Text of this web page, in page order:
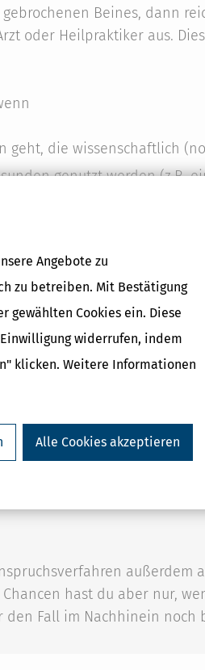
Angebote zu
zu betreiben. Mit Bestätigung
gewählten Cookies ein. Diese
widerrufen, indem
klicken. Weitere Informationen
Alle Cookies akzeptieren
Beines, dann
oder Heilpraktiker aus.
geht, die wissenschaftlich
genutzt werden (z.B.
dem andere Wellness oder
am Toten Meer.
eine Verordnung des
oder die ärztliche
sehen. Die amtsärztliche
immer.
und bei aller Sorge
gehen (was ja irgendwie
Lehnt das Finanzamt ab,
vorherigen Einholen des
Erlass der Steuern aus
außerdem
hast du aber nur,
den Fall im Nachhinein noch